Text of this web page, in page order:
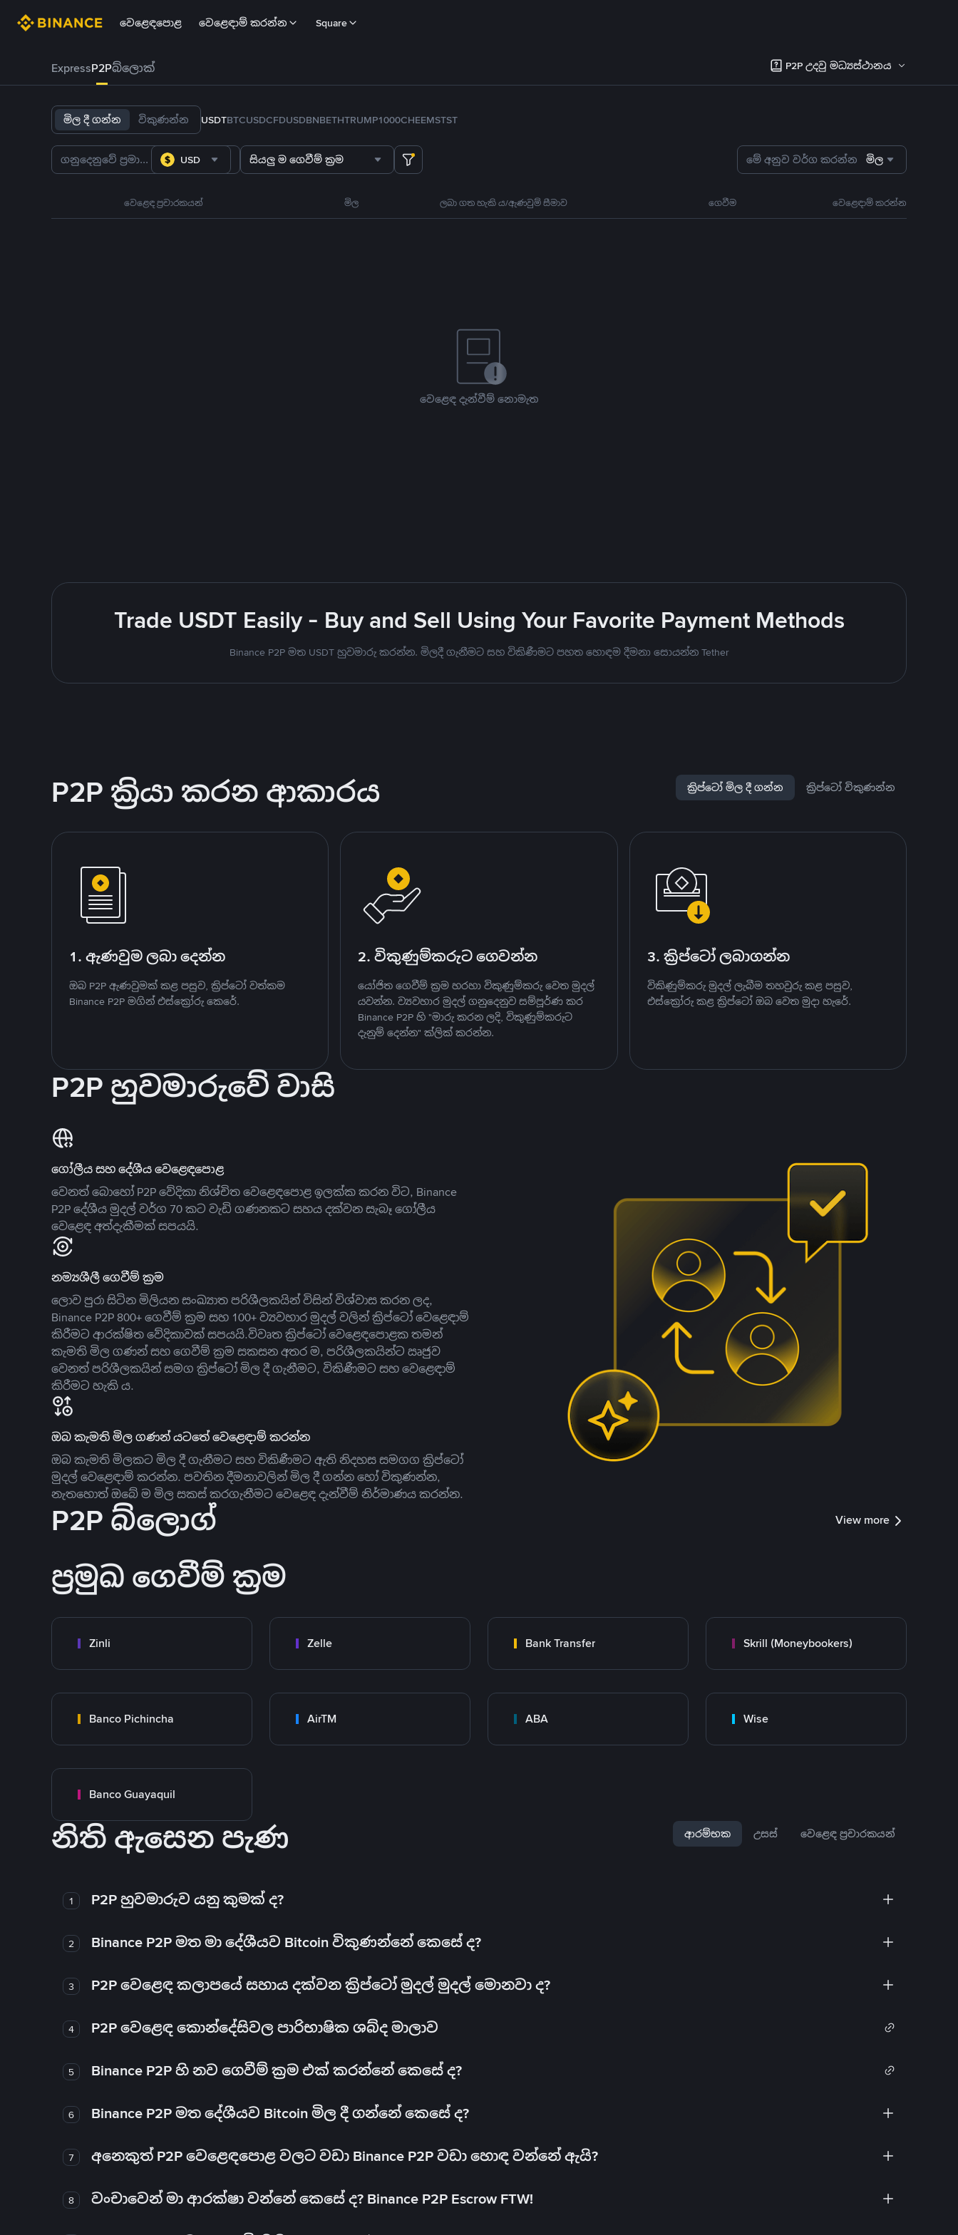
වෙළෙඳපොළ වෙළෙඳාම් කරන්න Square
ExpressP2Pබ්ලොක් P2P උදවු මධ්‍යස්ථානය
මිල දී ගන්න විකුණන්න USDTBTCUSDCFDUSDBNBETHTRUMP1000CHEEMSTST
USD සියලු ම ගෙවීම් ක්‍රම මේ අනුව වර්ග කරන්න මිල
වෙළෙඳ ප්‍රචාරකයන් මිල ලබා ගත හැකි ය/ඇණවුම් සීමාව ගෙවීම වෙළෙඳාම් කරන්න
වෙළෙඳ දැන්වීම් නොමැත
Trade USDT Easily - Buy and Sell Using Your Favorite Payment Methods
Binance P2P මත USDT හුවමාරු කරන්න. මිලදී ගැනීමට සහ විකිණීමට පහත හොඳම දීමනා සොයන්න Tether
P2P ක්‍රියා කරන ආකාරය ක්‍රිප්ටෝ මිල දී ගන්න ක්‍රිප්ටෝ විකුණන්න
1. ඇණවුම ලබා දෙන්න
ඔබ P2P ඇණවුමක් කළ පසුව, ක්‍රිප්ටෝ වත්කම
Binance P2P මගින් එස්ක්‍රෝරු කෙරේ.
2. විකුණුම්කරුට ගෙවන්න
යෝජිත ගෙවීම් ක්‍රම හරහා විකුණුම්කරු වෙත මුදල්
යවන්න. ව්‍යවහාර මුදල් ගනුදෙනුව සම්පූර්ණ කර
Binance P2P හි "මාරු කරන ලදි, විකුණුම්කරුට
දැනුම් දෙන්න" ක්ලික් කරන්න.
3. ක්‍රිප්ටෝ ලබාගන්න
විකිණුම්කරු මුදල් ලැබීම තහවුරු කළ පසුව,
එස්ක්‍රෝරු කළ ක්‍රිප්ටෝ ඔබ වෙත මුදා හැරේ.
P2P හුවමාරුවේ වාසි
ගෝලීය සහ දේශීය වෙළෙඳපොළ
වෙනත් බොහෝ P2P වේදිකා නිශ්චිත වෙළෙඳපොළ ඉලක්ක කරන විට, Binance
P2P දේශීය මුදල් වර්ග 70 කට වැඩි ගණනකට සහය දක්වන සැබෑ ගෝලීය
වෙළෙඳ අත්දැකීමක් සපයයි.
නම්‍යශීලී ගෙවීම් ක්‍රම
ලොව පුරා සිටින මිලියන සංඛ්‍යාත පරිශීලකයින් විසින් විශ්වාස කරන ලද,
Binance P2P 800+ ගෙවීම් ක්‍රම සහ 100+ ව්‍යවහාර මුදල් වලින් ක්‍රිප්ටෝ වෙළෙඳාම්
කිරීමට ආරක්ෂිත වේදිකාවක් සපයයි.විවෘත ක්‍රිප්ටෝ වෙළෙඳපොළක තමන්
කැමති මිල ගණන් සහ ගෙවීම් ක්‍රම සකසන අතර ම, පරිශීලකයින්ට ඍජුව
වෙනත් පරිශීලකයින් සමග ක්‍රිප්ටෝ මිල දී ගැනීමට, විකිණීමට සහ වෙළෙඳාම්
කිරීමට හැකි ය.
ඔබ කැමති මිල ගණන් යටතේ වෙළෙඳාම් කරන්න
ඔබ කැමති මිලකට මිල දී ගැනීමට සහ විකිණීමට ඇති නිදහස සමගග ක්‍රිප්ටෝ
මුදල් වෙළෙඳාම් කරන්න. පවතින දීමනාවලින් මිල දී ගන්න හෝ විකුණන්න,
නැතහොත් ඔබේ ම මිල සකස් කරගැනීමට වෙළෙඳ දැන්වීම් නිර්මාණය කරන්න.
P2P බ්ලොග් View more
ප්‍රමුඛ ගෙවීම් ක්‍රම
Zinli Zelle Bank Transfer Skrill (Moneybookers)
Banco Pichincha AirTM ABA Wise
Banco Guayaquil
නිති ඇසෙන පැණ ආරම්භක උසස් වෙළෙඳ ප්‍රචාරකයන්
1 P2P හුවමාරුව යනු කුමක් ද?
2 Binance P2P මත මා දේශීයව Bitcoin විකුණන්නේ කෙසේ ද?
3 P2P වෙළෙඳ කලාපයේ සහාය දක්වන ක්‍රිප්ටෝ මුදල් මුදල් මොනවා ද?
4 P2P වෙළෙඳ කොන්දේසිවල පාරිභාෂික ශබ්ද මාලාව
5 Binance P2P හි නව ගෙවීම් ක්‍රම එක් කරන්නේ කෙසේ ද?
6 Binance P2P මත දේශීයව Bitcoin මිල දී ගන්නේ කෙසේ ද?
7 අනෙකුත් P2P වෙළෙඳපොළ වලට වඩා Binance P2P වඩා හොඳ වන්නේ ඇයි?
8 වංචාවෙන් මා ආරක්ෂා වන්නේ කෙසේ ද? Binance P2P Escrow FTW!